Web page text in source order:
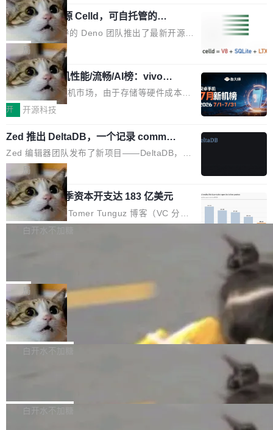
ean 表示是否可切换，nullable 的默认模式、浅
色方案、深色方案——会产生大量无意义的组
合。方案缺了、配置冲突了、全 null 了。要知道
哪些组合有效，作者说，你得靠"文档、校验、或
者部落知识"。 换个写法。Rust 的 enum，两个
变体：Switchable...
个"AI 知识库 + 聊天机器人"——每个大厂都在
做，没什么新鲜的。 但 Kenton Varda 在 Twitte
r 上把事情说清楚了： 今天我们发布了 Cloudfla
re OS，一个带连接器的聊天机器人，跟其他所
有科技公司做的一样。只不过，实际上它不一
样。这是 Sandstorm.io 的重制版，我十年前的
那个创业公司。不同的是，这次它构建在 Cloudf
lare Workers 上——我花了九年时间搭建的平台
——并且深度集成了 AI。这基本上是我十年秘密
计划的顶峰。 十年前，Ken...
Deno 团队开源 Celld，可自托管的分
布式 Durable Objects
Ryan Dahl 领导的 Deno 团队推出了最新开源项
目 Celld，一个能在自己机器上运行 Cloudflare
Workers 和 Durable Objects 的守护进程。 设
计思路很直接：每个对象是一个独立的 SQLite
数据库，按名称寻址，复制到你自己的 S3 兼容
存储库里。节点之间只通过这个存储库协调——
个小型数据库，应用天然按分片构建，单个数据
库的竞争和爆炸半径问题在设计层面就被消除
了。 闲置的 cell 会休眠到几乎不占资源。当 cel
l 迁移或唤醒时，新宿主从 S3 恢复 SQLite 数据
库继续执行。存储库是持久化的唯一真相...
局
鲁大师7月新机性能/流畅/AI榜：vivo夺
性能、流畅双第一，三星Galaxy Z系列
新折叠缺席
2026年7月的手机市场，由于存储等硬件成本暴
增，手机厂商的日子也不好过啊，新机速度明显
高价的三星折叠（三星Galaxy Z Fold8 Ultra / Z
Fold8 / Z Flip8）外，其余要么是中低端机器，
例如iQOO Z11i、REDMI Note 17、REDMI No
te 17 Pro、OPPO K15，要么是vivo X300 E这
样的次旗舰。 Galaxy Z Fold8 Ultra / Z Fold8 /
Z Flip8三款折叠屏新机均在7月22日发布，且全
部搭载骁龙8 Elite Gen5 for Galaxy，它们本该
开 开源科技
Zed 推出 DeltaDB，一个记录 commit
之间所有操作的版本控制系统
Zed 编辑器团队发布了新项目——DeltaDB，一
个在 git commit 之间记录每一次编辑操作的版
本控制系统。目前处于 Early Access 阶段。 De
ltaDB 的核心思路直接写在 landing page 最显
眼的位置：「Software is made between com
mits」——软件是在 commit 之间写出来的。git
是把这段空隙补上。 回退到任何一次编辑：Delt
aDB 捕获 commit 之间的每一次操作，...
局
SpaceXAI 单季资本开支达 183 亿美元
根据风险投资人Tomer Tunguz 博客（VC 分
析）披露的最新分析与第二季度业绩报告，Spac
微软同期总资本开支的四成。 与亚马逊、Alpha
bet、微软以及 Meta 等传统科技巨头相比，Spa
ceXAI的资金消耗速度尤为引人瞩目。然而，支
撑庞大支出的资金来源却呈现出截然不同的面
貌。数据显示，微软和 Meta 主要依托充沛的经
白开水不加糖
一个在终端里运行的编程 agent；Muse Spark
1.2，驱动这个 agent 的新模型。一句话概括：
你可以用 curl -fsSL https://dev.meta.ai/install.
sh | bash 安装一个能在大项目里自动规划、写
代码、验证结果的 AI 终端工具。 据介绍，Muse
个主 agent 循环，外加一组后台 agent。这些后
局
美团开源 LoHoSearch，用知识图谱校
准 AI 能力认知
机器出题的前提，是让机器拥有全局视野。整个
构建流程可以分为四个环节：建图 → 控制难度
白开水不加糖
库，并将作为transport接入Mooncake TENT。
白开水不加糖